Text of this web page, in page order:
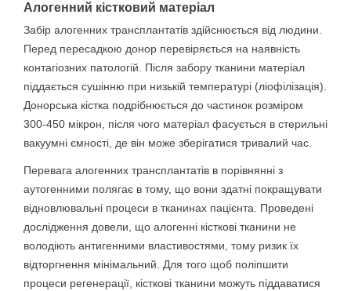
Алогенний кістковий матеріал
Забір алогенних трансплантатів здійснюється від людини.
Перед пересадкою донор перевіряється на наявність
контагіозних патологій. Після забору тканини матеріал
піддається сушінню при низькій температурі (ліофілізація).
Донорська кістка подрібнюється до частинок розміром
300-450 мікрон, після чого матеріал фасується в стерильні
вакуумні ємності, де він може зберігатися тривалий час.
Перевага алогенних трансплантатів в порівнянні з
аутогенними полягає в тому, що вони здатні покращувати
відновлювальні процеси в тканинах пацієнта. Проведені
дослідження довели, що алогенні кісткові тканини не
володіють антигенними властивостями, тому ризик їх
відторгнення мінімальний. Для того щоб поліпшити
процеси регенерації, кісткові тканини можуть піддаватися